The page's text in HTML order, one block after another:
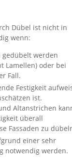
Dübel ist nicht in
wenn:
gedübelt werden
Lamellen) oder bei
Fall.
Festigkeit
ist.
Altanstrichen
überall
Fassaden zu
einer sehr
notwendig werden.